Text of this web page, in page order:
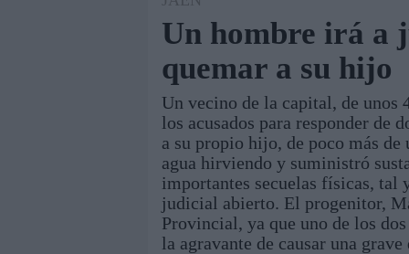
Módulos Portada Jaén Provincia Linares
Un hombre irá a
quemar a su hijo
Un vecino de la capital, de unos
los acusados para responder de
a su propio hijo, de poco más de
agua hirviendo y suministró
importantes secuelas físicas, tal
judicial abierto. El progenitor,
Provincial, ya que uno de los
la agravante de causar una